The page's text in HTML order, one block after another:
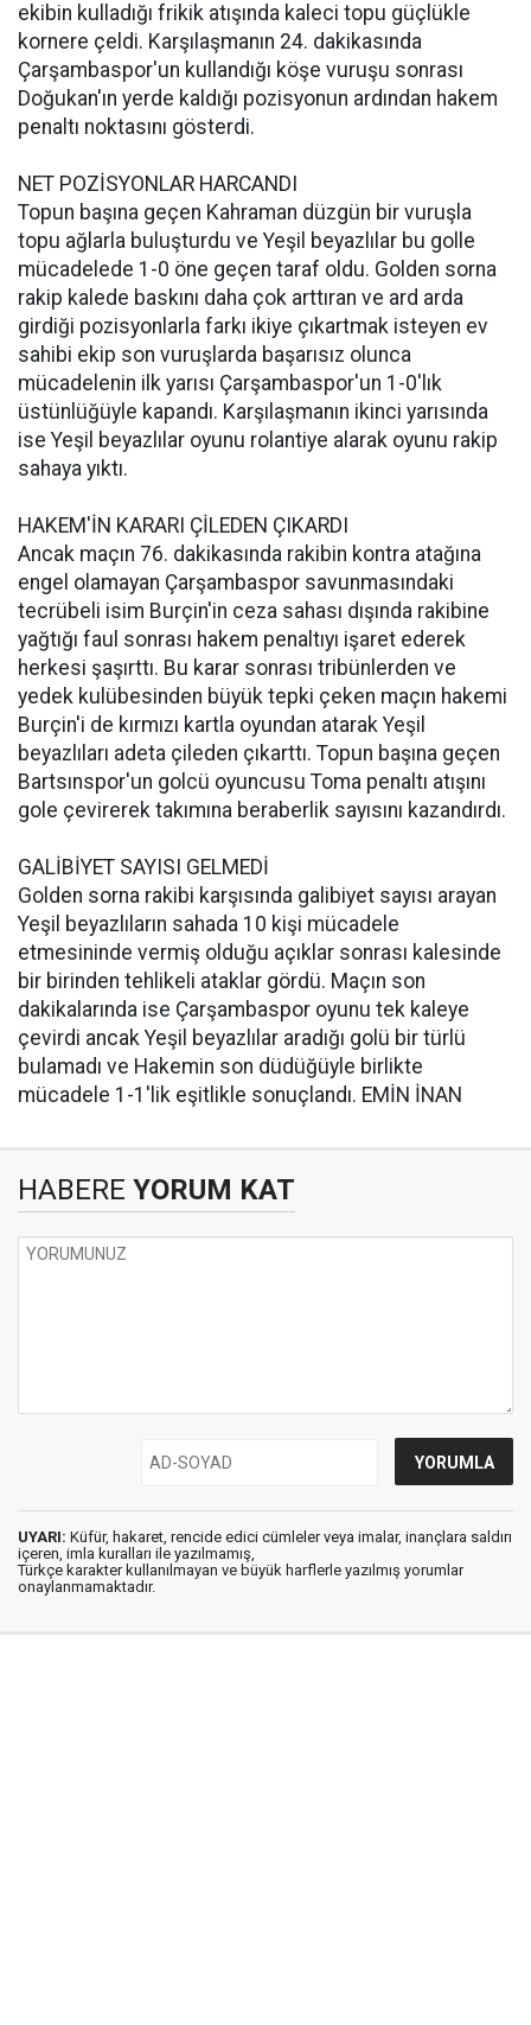
ekibin kulladığı frikik atışında kaleci topu güçlükle
kornere çeldi. Karşılaşmanın 24. dakikasında
Çarşambaspor'un kullandığı köşe vuruşu sonrası
Doğukan'ın yerde kaldığı pozisyonun ardından hakem
penaltı noktasını gösterdi.
NET POZİSYONLAR HARCANDI
Topun başına geçen Kahraman düzgün bir vuruşla
topu ağlarla buluşturdu ve Yeşil beyazlılar bu golle
mücadelede 1-0 öne geçen taraf oldu. Golden sorna
rakip kalede baskını daha çok arttıran ve ard arda
girdiği pozisyonlarla farkı ikiye çıkartmak isteyen ev
sahibi ekip son vuruşlarda başarısız olunca
mücadelenin ilk yarısı Çarşambaspor'un 1-0'lık
üstünlüğüyle kapandı. Karşılaşmanın ikinci yarısında
ise Yeşil beyazlılar oyunu rolantiye alarak oyunu rakip
sahaya yıktı.
HAKEM'İN KARARI ÇİLEDEN ÇIKARDI
Ancak maçın 76. dakikasında rakibin kontra atağına
engel olamayan Çarşambaspor savunmasındaki
tecrübeli isim Burçin'in ceza sahası dışında rakibine
yağtığı faul sonrası hakem penaltıyı işaret ederek
herkesi şaşırttı. Bu karar sonrası tribünlerden ve
yedek kulübesinden büyük tepki çeken maçın hakemi
Burçin'i de kırmızı kartla oyundan atarak Yeşil
beyazlıları adeta çileden çıkarttı. Topun başına geçen
Bartsınspor'un golcü oyuncusu Toma penaltı atışını
gole çevirerek takımına beraberlik sayısını kazandırdı.
GALİBİYET SAYISI GELMEDİ
Golden sorna rakibi karşısında galibiyet sayısı arayan
Yeşil beyazlıların sahada 10 kişi mücadele
etmesininde vermiş olduğu açıklar sonrası kalesinde
bir birinden tehlikeli ataklar gördü. Maçın son
dakikalarında ise Çarşambaspor oyunu tek kaleye
çevirdi ancak Yeşil beyazlılar aradığı golü bir türlü
bulamadı ve Hakemin son düdüğüyle birlikte
mücadele 1-1'lik eşitlikle sonuçlandı. EMİN İNAN
HABERE YORUM KAT
UYARI: Küfür, hakaret, rencide edici cümleler veya imalar, inançlara saldırı
içeren, imla kuralları ile yazılmamış,
Türkçe karakter kullanılmayan ve büyük harflerle yazılmış yorumlar
onaylanmamaktadır.